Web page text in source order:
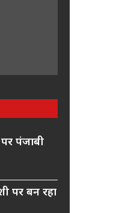
पंजाबी
पर बन रहा